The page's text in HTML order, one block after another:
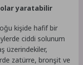
yaratabilir
kişide hafif bir
ciddi solunum
üzerindekiler,
zatürre, bronşit ve